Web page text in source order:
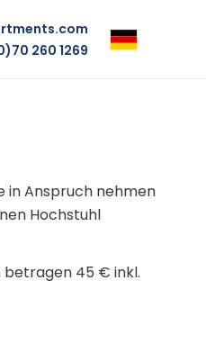
260 1269
in Anspruch nehmen
Hochstuhl
betragen 45 € inkl.